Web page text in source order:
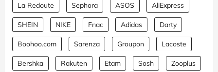
La Redoute Sephora ASOS AliExpress
SHEIN NIKE Fnac Adidas Darty
Boohoo.com Sarenza Groupon Lacoste
Bershka Rakuten Etam Sosh Zooplus